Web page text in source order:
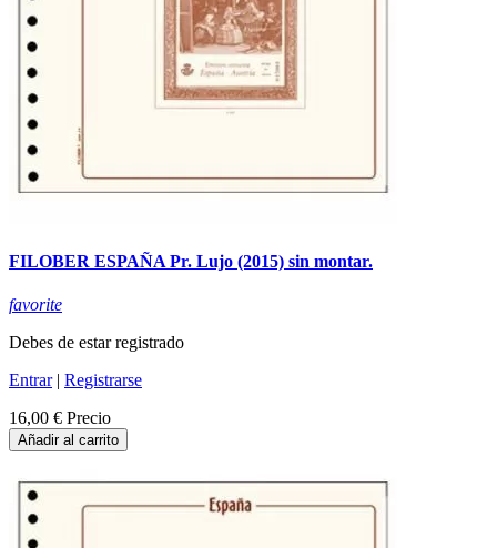
FILOBER ESPAÑA Pr. Lujo (2015) sin montar.
favorite
Debes de estar registrado
Entrar| Registrarse
16,00 € Precio
Añadir al carrito